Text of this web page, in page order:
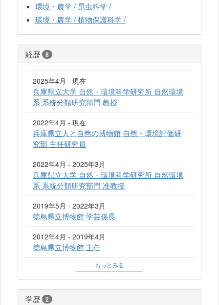
環境・農学 / 昆虫科学 /
環境・農学 / 植物保護科学 /
経歴 8
2025年4月 - 現在
兵庫県立大学 自然・環境科学研究所 自然環境
系 系統分類研究部門 教授
2022年4月 - 現在
兵庫県立人と自然の博物館 自然・環境評価研
究部 主任研究員
2022年4月 - 2025年3月
兵庫県立大学 自然・環境科学研究所 自然環境
系 系統分類研究部門 准教授
2019年5月 - 2022年3月
徳島県立博物館 学芸係長
2012年4月 - 2019年4月
徳島県立博物館 主任
もっとみる
学歴 2